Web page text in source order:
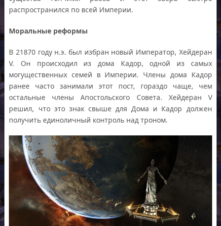
распространился по всей Империи.
Моральные реформы
В 21870 году н.э. был избран новый Император, Хейдеран
V. Он происходил из дома Кадор, одной из самых
могущественных семей в Империи. Члены дома Кадор
ранее часто занимали этот пост, гораздо чаще, чем
остальные члены Апостольского Совета. Хейдеран V
решил, что это знак свыше для Дома и Кадор должен
получить единоличный контроль над троном.